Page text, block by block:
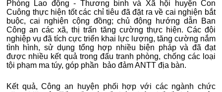
Phòng Lao động - Thương binh và Xã hội huyện Con
Cuông thực hiện tốt các chỉ tiêu đã đặt ra về cai nghiện bắt
buộc, cai nghiện cộng đồng; chủ động hướng dẫn Ban
Công an các xã, thị trấn tăng cường thực hiện. Các đội
nghiệp vụ đã tích cực triển khai lực lượng, tăng cường nắm
tình hình, sử dụng tổng hợp nhiều biện pháp và đã đạt
được nhiều kết quả trong đấu tranh phòng, chống các loại
tội phạm ma túy, góp phần bảo đảm ANTT địa bàn.
Kết quả, Công an huyện phối hợp với các ngành chức